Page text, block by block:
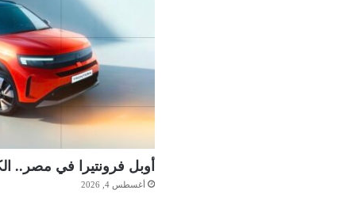
أوبل فرونتيرا في مصر..
أغسطس 4, 2026